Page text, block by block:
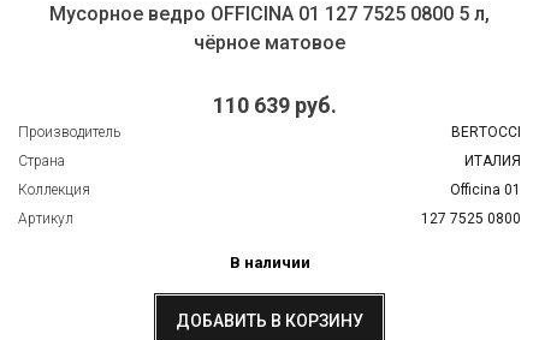
Мусорное ведро OFFICINA 01 127 7525 0800 5 л,
чёрное матовое
110 639 руб.
Производитель
BERTOCCI
Страна
ИТАЛИЯ
Коллекция
Officina 01
Артикул
127 7525 0800
В наличии
ДОБАВИТЬ В КОРЗИНУ